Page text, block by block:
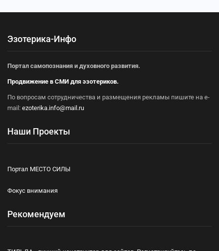
Эзотерика-Инфо
Портал самопознания и духовного развития.
Продвижение в СМИ для эзотериков.
По вопросам сотрудничества и размещения рекламы пишите на e-
mail: ezoterika.info@mail.ru
Наши Проекты
Портал МЕСТО СИЛЫ
Фокус внимания
Рекомендуем